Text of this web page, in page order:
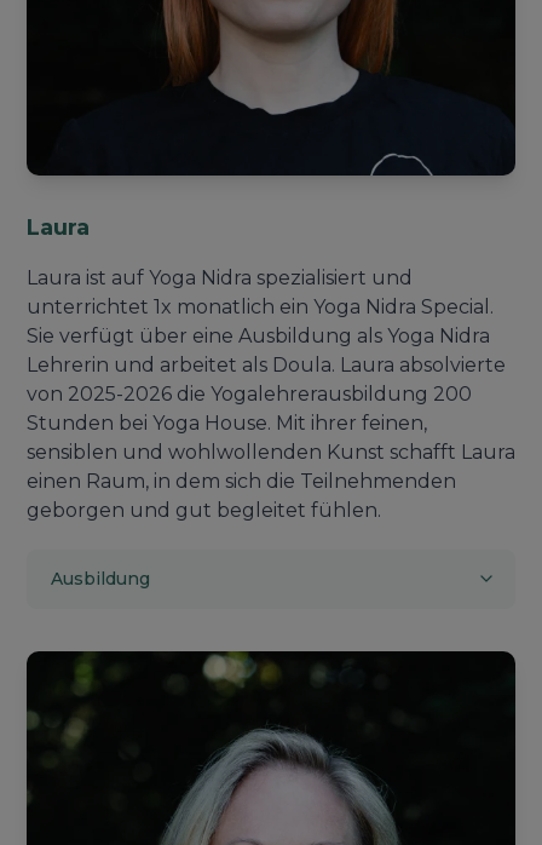
Laura
Laura ist auf Yoga Nidra spezialisiert und
unterrichtet 1x monatlich ein Yoga Nidra Special.
Sie verfügt über eine Ausbildung als Yoga Nidra
Lehrerin und arbeitet als Doula. Laura absolvierte
von 2025-2026 die Yogalehrerausbildung 200
Stunden bei Yoga House. Mit ihrer feinen,
sensiblen und wohlwollenden Kunst schafft Laura
einen Raum, in dem sich die Teilnehmenden
geborgen und gut begleitet fühlen.
Ausbildung